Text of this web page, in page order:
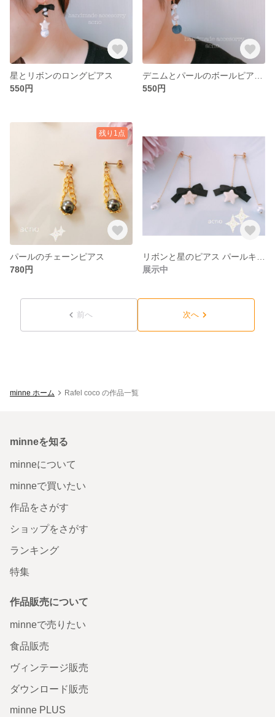
星とリボンのロングピアス
550円
550円
残り1点
パールのチェーンピアス
780円
展示中
前へ 次へ
minne ホーム Rafel coco の作品一覧
minneを知る
minneについて
minneで買いたい
作品をさがす
ショップをさがす
ランキング
特集
作品販売について
minneで売りたい
食品販売
ヴィンテージ販売
ダウンロード販売
minne PLUS